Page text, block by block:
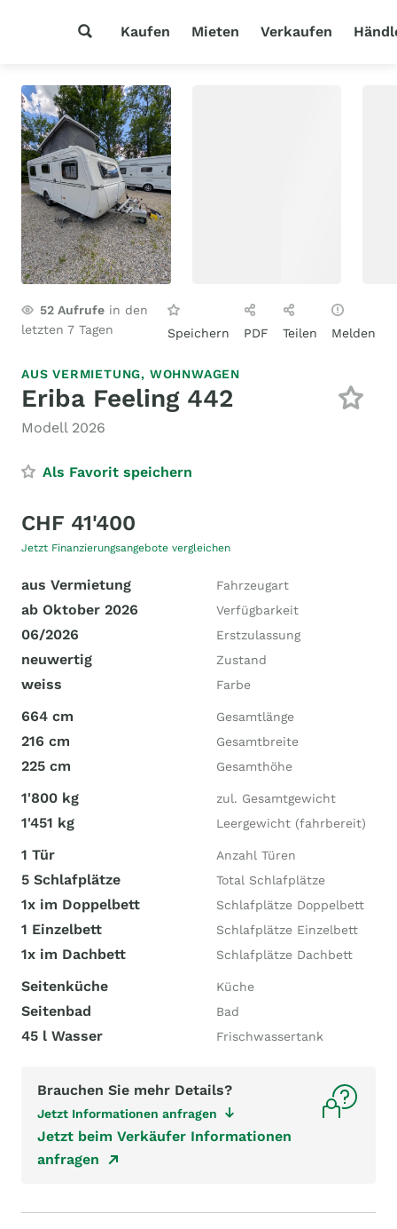
Kaufen Mieten Verkaufen
52 Aufrufe in den
letzten 7 Tagen
Speichern PDF Teilen Melden
AUS VERMIETUNG, WOHNWAGEN
Eriba Feeling 442
Modell 2026
Als Favorit speichern
CHF 41'400
Jetzt Finanzierungsangebote vergleichen
aus Vermietung Fahrzeugart
ab Oktober 2026 Verfügbarkeit
06/2026 Erstzulassung
neuwertig Zustand
weiss Farbe
664 cm Gesamtlänge
216 cm Gesamtbreite
225 cm Gesamthöhe
1'800 kg zul. Gesamtgewicht
1'451 kg Leergewicht (fahrbereit)
1 Tür Anzahl Türen
5 Schlafplätze Total Schlafplätze
1x im Doppelbett Schlafplätze Doppelbett
1 Einzelbett Schlafplätze Einzelbett
1x im Dachbett Schlafplätze Dachbett
Seitenküche Küche
Seitenbad Bad
45 l Wasser Frischwassertank
Brauchen Sie mehr Details?
Jetzt Informationen anfragen
Jetzt beim Verkäufer Informationen
anfragen